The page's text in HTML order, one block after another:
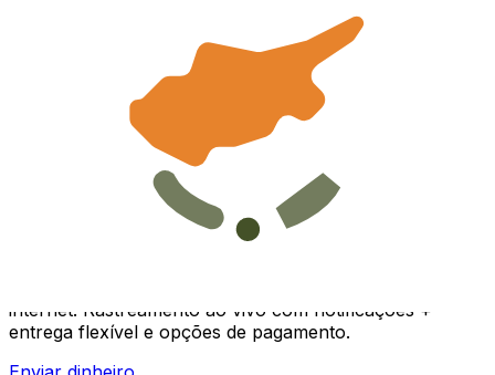
Transferência internacional de dinheiro Xe
internet. Rastreamento ao vivo com notificações +
entrega flexível e opções de pagamento.